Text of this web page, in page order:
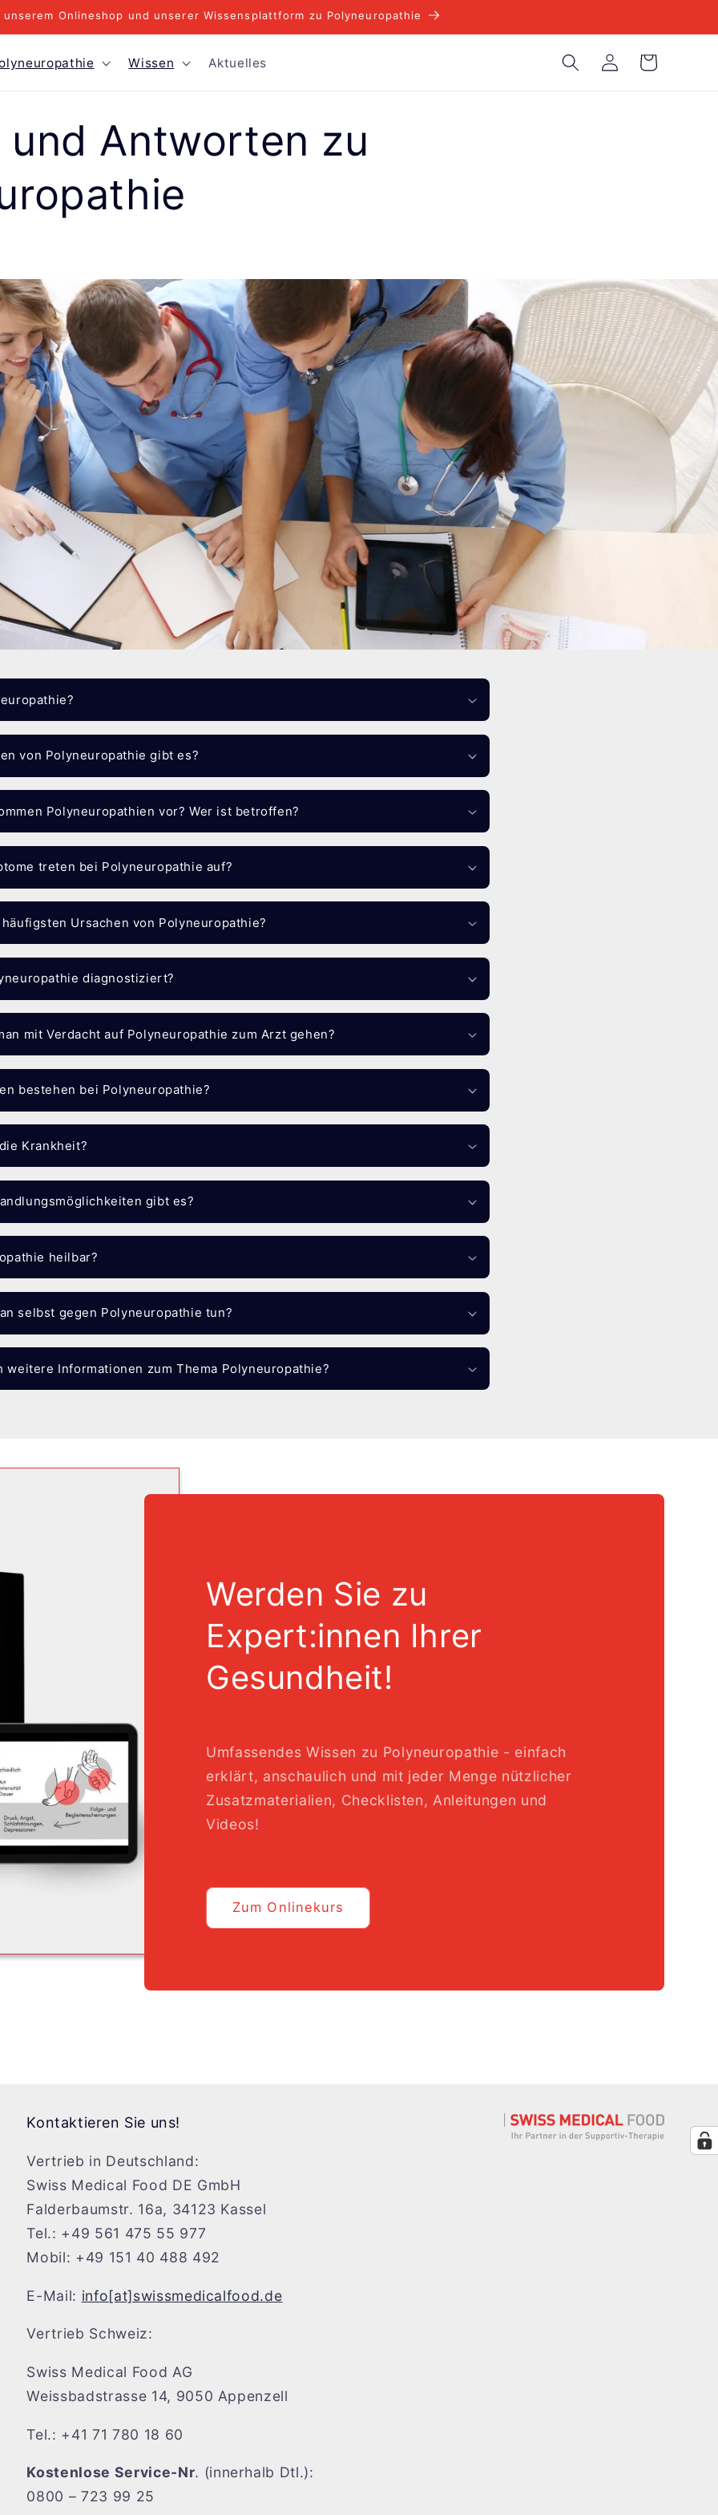
unserem Onlineshop und unserer Wissensplattform zu Polyneuropathie
Wissen Aktuelles EinloggenWarenkorb
und Antworten zu
von Polyneuropathie gibt es?
Polyneuropathien vor? Wer ist betroffen?
treten bei Polyneuropathie auf?
Ursachen von Polyneuropathie?
diagnostiziert?
mit Verdacht auf Polyneuropathie zum Arzt gehen?
bestehen bei Polyneuropathie?
Krankheit?
gibt es?
heilbar?
selbst gegen Polyneuropathie tun?
weitere Informationen zum Thema Polyneuropathie?
Werden Sie zu
Expert:innen Ihrer
Gesundheit!
Umfassendes Wissen zu Polyneuropathie - einfach
erklärt, anschaulich und mit jeder Menge nützlicher
Zusatzmaterialien, Checklisten, Anleitungen und
Videos!
Zum Onlinekurs
Kontaktieren Sie uns!
Vertrieb in Deutschland:
Swiss Medical Food DE GmbH
Falderbaumstr. 16a, 34123 Kassel
Tel.: +49 561 475 55 977
Mobil: +49 151 40 488 492
E-Mail: info[at]swissmedicalfood.de
Vertrieb Schweiz:
Swiss Medical Food AG
Weissbadstrasse 14, 9050 Appenzell
Tel.: +41 71 780 18 60
Kostenlose Service-Nr. (innerhalb Dtl.):
0800 – 723 99 25